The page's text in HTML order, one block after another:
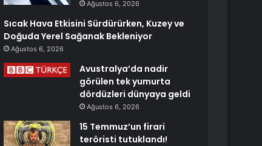
Ağustos 6, 2026
Sıcak Hava Etkisini Sürdürürken, Kuzey ve
Doğuda Yerel Sağanak Bekleniyor
Ağustos 6, 2026
Avustralya’da nadir
görülen tek yumurta
dördüzleri dünyaya geldi
Ağustos 6, 2026
15 Temmuz’un firari
teröristi tutuklandı!